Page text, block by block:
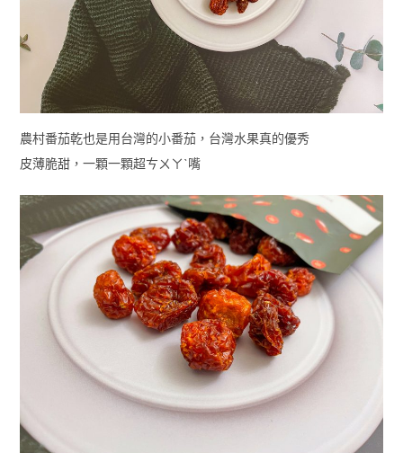
農村番茄乾也是用台灣的小番茄，台灣水果真的優秀
皮薄脆甜，一顆一顆超ㄘㄨㄚˋ嘴